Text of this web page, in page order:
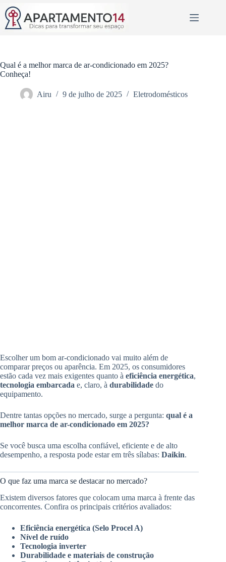
para
conteúdo
Qual é a melhor marca de ar-condicionado em 2025?
Conheça!
Airu 9 de julho de 2025 Eletrodomésticos
Escolher um bom ar-condicionado vai muito além de
comparar preços ou aparência. Em 2025, os consumidores
estão cada vez mais exigentes quanto à eficiência energética,
tecnologia embarcada e, claro, à durabilidade do
equipamento.
Dentre tantas opções no mercado, surge a pergunta: qual é a
melhor marca de ar-condicionado em 2025?
Se você busca uma escolha confiável, eficiente e de alto
desempenho, a resposta pode estar em três sílabas: Daikin.
O que faz uma marca se destacar no mercado?
Existem diversos fatores que colocam uma marca à frente das
concorrentes. Confira os principais critérios avaliados:
Eficiência energética (Selo Procel A)
Nível de ruído
Tecnologia inverter
Durabilidade e materiais de construção